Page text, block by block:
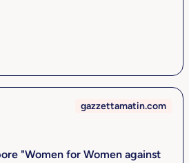
gazzettamatin.com
"Women for Women against